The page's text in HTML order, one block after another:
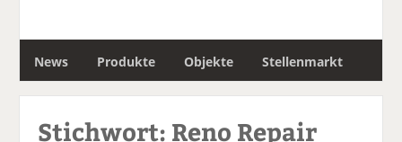
News Produkte Objekte Stellenmarkt
c
Stichwort: Reno Repair